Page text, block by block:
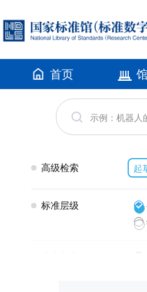
首页
高级检索 起
标准层级
发布年代